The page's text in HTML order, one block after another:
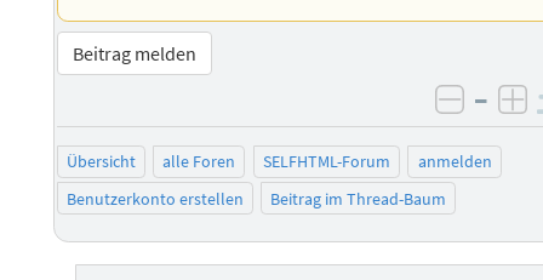
Beitrag melden
–
Übersicht alle Foren SELFHTML-Forum
anmelden
Benutzerkonto erstellen
Beitrag im Thread-Baum